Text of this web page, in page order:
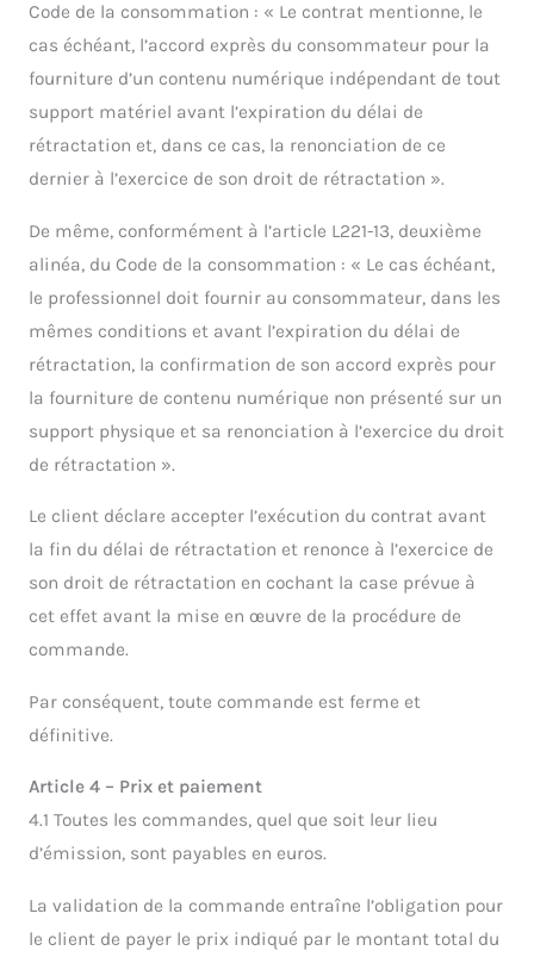
Code de la consommation : « Le contrat mentionne, le
cas échéant, l’accord exprès du consommateur pour la
fourniture d’un contenu numérique indépendant de tout
support matériel avant l’expiration du délai de
rétractation et, dans ce cas, la renonciation de ce
dernier à l’exercice de son droit de rétractation ».
De même, conformément à l’article L221-13, deuxième
alinéa, du Code de la consommation : « Le cas échéant,
le professionnel doit fournir au consommateur, dans les
mêmes conditions et avant l’expiration du délai de
rétractation, la confirmation de son accord exprès pour
la fourniture de contenu numérique non présenté sur un
support physique et sa renonciation à l’exercice du droit
de rétractation ».
Le client déclare accepter l’exécution du contrat avant
la fin du délai de rétractation et renonce à l’exercice de
son droit de rétractation en cochant la case prévue à
cet effet avant la mise en œuvre de la procédure de
commande.
Par conséquent, toute commande est ferme et
définitive.
Article 4 – Prix et paiement
4.1 Toutes les commandes, quel que soit leur lieu
d’émission, sont payables en euros.
La validation de la commande entraîne l’obligation pour
le client de payer le prix indiqué par le montant total du